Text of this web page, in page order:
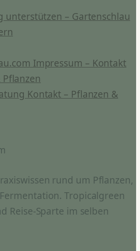
im
Sommer?
unterstützen – Gartenschlau
Impressum – Kontakt
Kontakt – Pflanzen &
rund um Pflanzen,
Tropicalgreen
Reise-Sparte im selben